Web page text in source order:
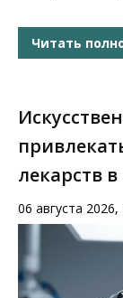
Читать
лекарств
06 августа 2026,